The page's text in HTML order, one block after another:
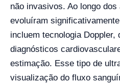
não invasivos. Ao longo
evoluíram
incluem tecnologia Doppler,
diagnósticos
estimação. Esse tipo de
visualização do fluxo